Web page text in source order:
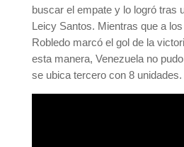
buscar el empate y lo logró tras
Leicy Santos. Mientras que a
Robledo marcó el gol de la
esta manera, Venezuela no
se ubica tercero con 8 unidades.